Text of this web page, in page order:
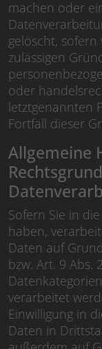
machen oder
gelöscht,
zulässigen
oder
letztgenannten
Fortfall dieser
Allgemeine
Sofern Sie in
haben,
Daten auf
bzw. Art. 9 Abs.
verarbeitet
Einwilligung in
Daten in